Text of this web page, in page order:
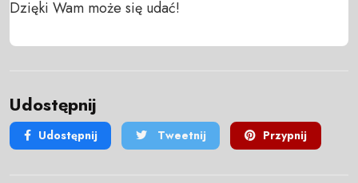
Dzięki Wam może się udać!
Udostępnij
Udostępnij Tweetnij Przypnij